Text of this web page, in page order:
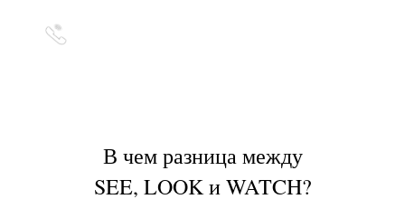
В чем разница между
SEE, LOOK и WATCH?